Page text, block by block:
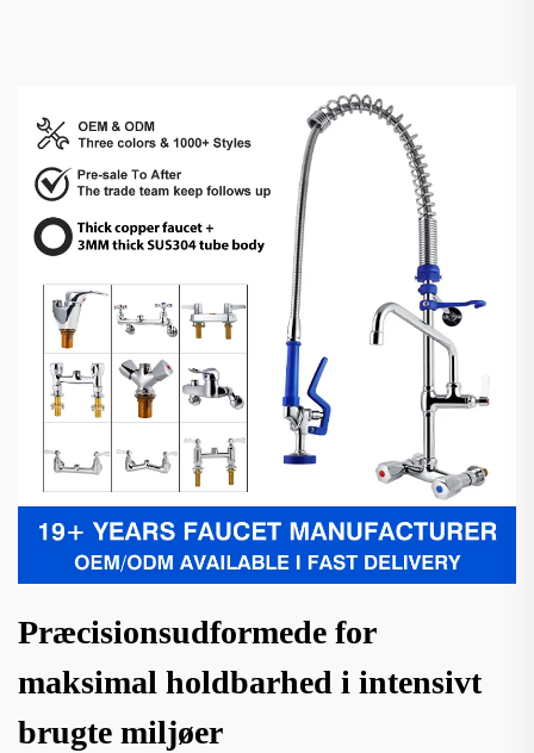
Præcisionsudformede for
maksimal holdbarhed i intensivt
brugte miljøer